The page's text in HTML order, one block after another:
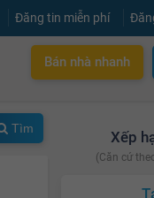
Đăng tin miễn phí
Bán nhà nhanh
Xếp
(Căn cứ
Tìm